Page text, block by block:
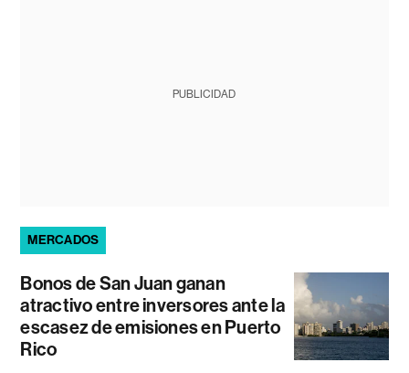
PUBLICIDAD
MERCADOS
Bonos de San Juan ganan
atractivo entre inversores ante la
escasez de emisiones en Puerto
Rico